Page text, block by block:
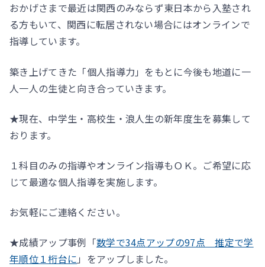
おかげさまで最近は関西のみならず東日本から入塾され
る方もいて、関西に転居されない場合にはオンラインで
指導しています。
築き上げてきた「個人指導力」をもとに今後も地道に一
人一人の生徒と向き合っていきます。
★現在、中学生・高校生・浪人生の新年度生を募集して
おります。
１科目のみの指導やオンライン指導もＯＫ。ご希望に応
じて最適な個人指導を実施します。
お気軽にご連絡ください。
★成績アップ事例「数学で34点アップの97点 推定で学
年順位１桁台に 」をアップしました。